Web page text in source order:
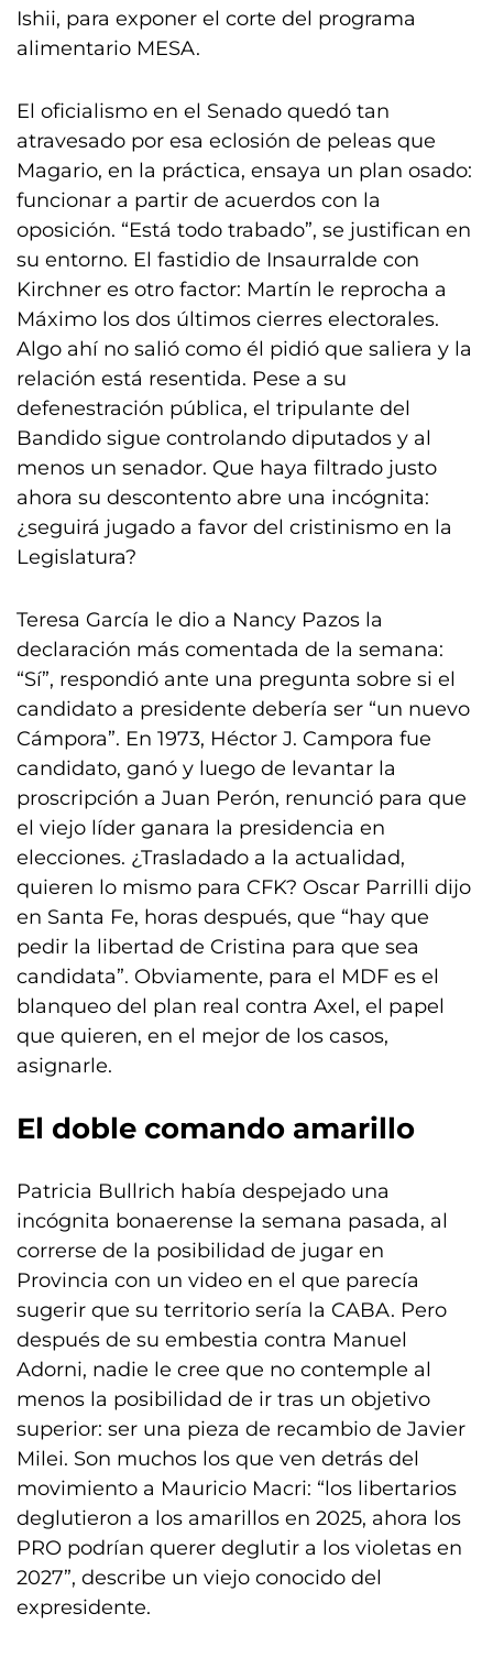
Ishii, para exponer el corte del programa
alimentario MESA.
El oficialismo en el Senado quedó tan
atravesado por esa eclosión de peleas que
Magario, en la práctica, ensaya un plan osado:
funcionar a partir de acuerdos con la
oposición. “Está todo trabado”, se justifican en
su entorno. El fastidio de Insaurralde con
Kirchner es otro factor: Martín le reprocha a
Máximo los dos últimos cierres electorales.
Algo ahí no salió como él pidió que saliera y la
relación está resentida. Pese a su
defenestración pública, el tripulante del
Bandido sigue controlando diputados y al
menos un senador. Que haya filtrado justo
ahora su descontento abre una incógnita:
¿seguirá jugado a favor del cristinismo en la
Legislatura?
Teresa García le dio a Nancy Pazos la
declaración más comentada de la semana:
“Sí”, respondió ante una pregunta sobre si el
candidato a presidente debería ser “un nuevo
Cámpora”. En 1973, Héctor J. Campora fue
candidato, ganó y luego de levantar la
proscripción a Juan Perón, renunció para que
el viejo líder ganara la presidencia en
elecciones. ¿Trasladado a la actualidad,
quieren lo mismo para CFK? Oscar Parrilli dijo
en Santa Fe, horas después, que “hay que
pedir la libertad de Cristina para que sea
candidata”. Obviamente, para el MDF es el
blanqueo del plan real contra Axel, el papel
que quieren, en el mejor de los casos,
asignarle.
El doble comando amarillo
Patricia Bullrich había despejado una
incógnita bonaerense la semana pasada, al
correrse de la posibilidad de jugar en
Provincia con un video en el que parecía
sugerir que su territorio sería la CABA. Pero
después de su embestia contra Manuel
Adorni, nadie le cree que no contemple al
menos la posibilidad de ir tras un objetivo
superior: ser una pieza de recambio de Javier
Milei. Son muchos los que ven detrás del
movimiento a Mauricio Macri: “los libertarios
deglutieron a los amarillos en 2025, ahora los
PRO podrían querer deglutir a los violetas en
2027”, describe un viejo conocido del
expresidente.